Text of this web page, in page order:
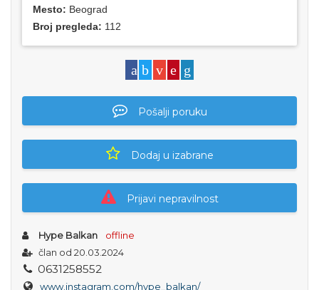
Mesto: Beograd
Broj pregleda: 112
Pošalji poruku
Dodaj u izabrane
Prijavi nepravilnost
Hype Balkan
offline
član od 20.03.2024
0631258552
www.instagram.com/hype_balkan/